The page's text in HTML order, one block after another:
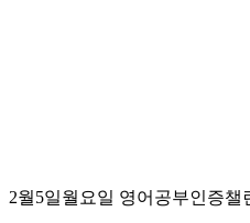
2월5일월요일 영어공부인증